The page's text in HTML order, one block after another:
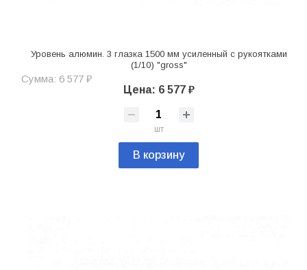
Уровень алюмин. 3 глазка 1500 мм усиленный с рукоятками
(1/10) "gross"
Сумма: 6 577 ₽
Цена: 6 577 ₽
шт
В корзину